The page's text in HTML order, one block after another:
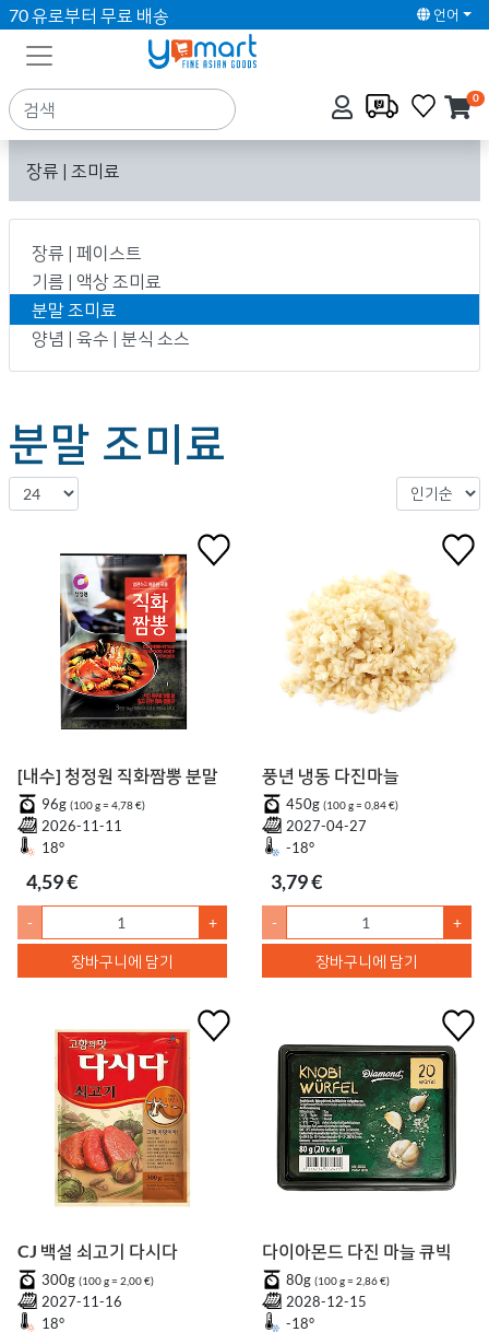
70 유로부터 무료 배송 언어
0
장류 | 조미료
장류 | 페이스트
기름 | 액상 조미료
분말 조미료
양념 | 육수 | 분식 소스
분말 조미료
[내수] 청정원 직화짬뽕 분말
96g (100 g = 4,78 €)
2026-11-11
18°
4,59 €
- +
장바구니에 담기
풍년 냉동 다진마늘
450g (100 g = 0,84 €)
2027-04-27
-18°
3,79 €
- +
장바구니에 담기
CJ 백설 쇠고기 다시다
300g (100 g = 2,00 €)
2027-11-16
18°
다이아몬드 다진 마늘 큐빅
80g (100 g = 2,86 €)
2028-12-15
-18°